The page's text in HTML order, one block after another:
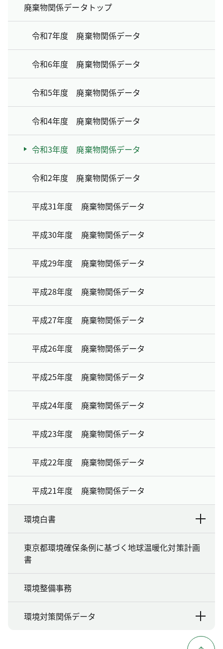
廃棄物関係データトップ
令和7年度 廃棄物関係データ
令和6年度 廃棄物関係データ
令和5年度 廃棄物関係データ
令和4年度 廃棄物関係データ
令和3年度 廃棄物関係データ
令和2年度 廃棄物関係データ
平成31年度 廃棄物関係データ
平成30年度 廃棄物関係データ
平成29年度 廃棄物関係データ
平成28年度 廃棄物関係データ
平成27年度 廃棄物関係データ
平成26年度 廃棄物関係データ
平成25年度 廃棄物関係データ
平成24年度 廃棄物関係データ
平成23年度 廃棄物関係データ
平成22年度 廃棄物関係データ
平成21年度 廃棄物関係データ
環境白書
東京都環境確保条例に基づく地球温暖化対策計画
書
環境整備事務
環境対策関係データ